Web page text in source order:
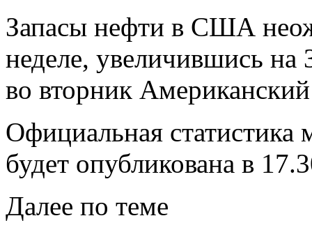
Запасы нефти в США
неделе, увеличившись
во вторник
Официальная
будет опубликована в
Далее по теме